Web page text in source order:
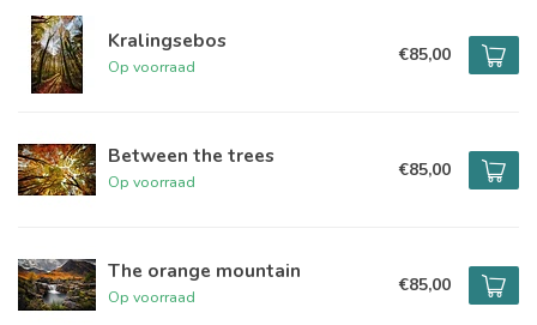
Kralingsebos
Op voorraad
€85,00
Between the trees
Op voorraad
€85,00
The orange mountain
Op voorraad
€85,00